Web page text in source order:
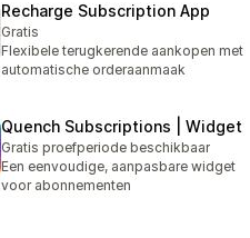
Recharge Subscription App
Gratis
Flexibele terugkerende aankopen met
automatische orderaanmaak
Quench Subscriptions | Widget
Gratis proefperiode beschikbaar
Een eenvoudige, aanpasbare widget
voor abonnementen